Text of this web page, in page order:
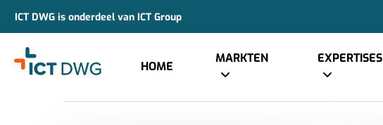
ICT DWG is onderdeel van ICT Group
HOME
MARKTEN EXPERTISES
Category
Geen onderdeel van een categorie